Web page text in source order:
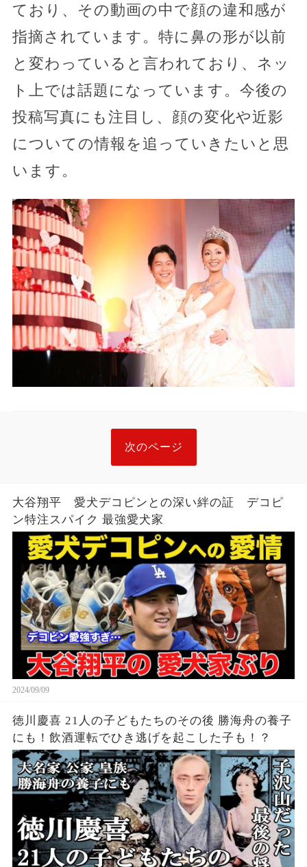
ており、その動画の中で顔の違和感が
指摘されています。特に鼻の形が以前
と変わっていると言われており、ネッ
ト上では話題になっています。今後の
投稿写真にも注目し、顔の変化や近影
についての情報を追っていきたいと思
います。
次のページ
大谷翔平 愛犬デコピンとの深い絆の証 デコピ
ン特注スパイク 最強愛犬家
2024/09/09
徳川慶喜 21人の子どもたちのその後 勝海舟の養子
にも！飲酒運転でひき逃げを起こした子も！？